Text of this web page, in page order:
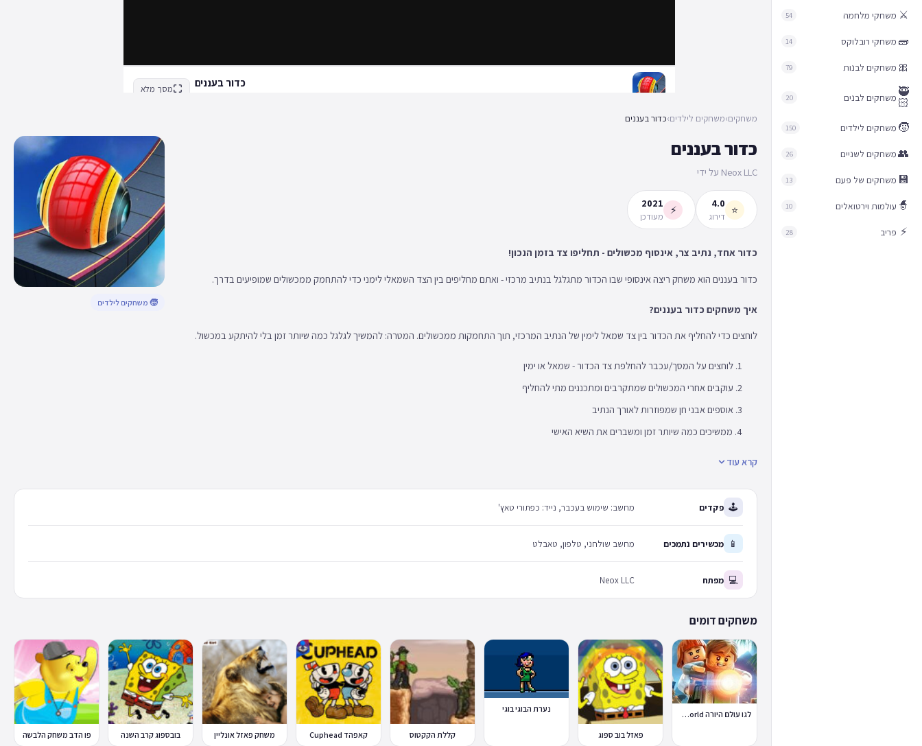
⚔️ משחקי מלחמה 54
🧱 משחקי רובלוקס 14
🎀 משחקים לבנות 79
🥷
🏻 משחקים לבנים 20
🧒 משחקים לילדים 150
👥משחקים לשניים 26
💾 משחקים של פעם 13
🧙 עולמות וירטואלים 10
⚡ פריב 28
כדור בעננים מסך מלא
משחקים›משחקים לילדים›כדור בעננים
כדור בעננים
Neox LLC על ידי
⭐
4.0
דירוג
⚡
2021
מעודכן
כדור אחד, נתיב צר, אינסוף מכשולים - תחליפו צד בזמן הנכון!
כדור בעננים הוא משחק ריצה אינסופי שבו הכדור מתגלגל בנתיב מרכזי - ואתם מחליפים בין הצד השמאלי לימני כדי להתחמק ממכשולים שמופיעים בדרך.
איך משחקים כדור בעננים?
לוחצים כדי להחליף את הכדור בין צד שמאל לימין של הנתיב המרכזי, תוך התחמקות ממכשולים. המטרה: להמשיך לגלגל כמה שיותר זמן בלי להיתקע במכשול.
לוחצים על המסך/עכבר להחלפת צד הכדור - שמאל או ימין
עוקבים אחרי המכשולים שמתקרבים ומתכננים מתי להחליף
אוספים אבני חן שמפוזרות לאורך הנתיב
ממשיכים כמה שיותר זמן ומשברים את השיא האישי
קרא עוד
🧒 משחקים לילדים
🕹 פקדים מחשב: שימוש בעכבר, נייד: כפתורי טאץ'
📱 מכשירים נתמכים מחשב שולחני, טלפון, טאבלט
💻 מפתח Neox LLC
משחקים דומים
לגו עולם היורה Lego Jurassic World
פאזל בוב ספוג
נערת הבוגי בוגי
קללת הקקטוס קאפהד Cuphead משחק פאזל אונליין בובספוג קרב השנה פו הדב משחק הלבשה